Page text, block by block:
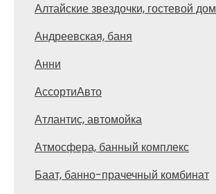
Алтайские звездочки, гостевой дом
Андреевская, баня
Анни
АссортиАвто
Атлантис, автомойка
Атмосфера, банный комплекс
Баат, банно-прачечный комбинат